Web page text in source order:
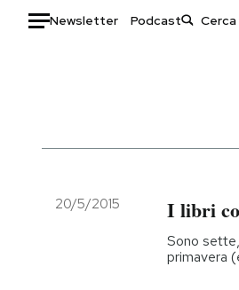
Newsletter Podcast
Italia
Politica
20/5/2015 I libri
Sono
primavera